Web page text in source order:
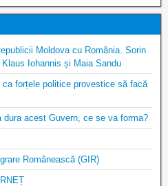
Moldova cu România. Sorin
Klaus Iohannis și Maia Sandu
forțele politice provestice să facă
dura acest Guvern, ce se va forma?
Românească (GIR)